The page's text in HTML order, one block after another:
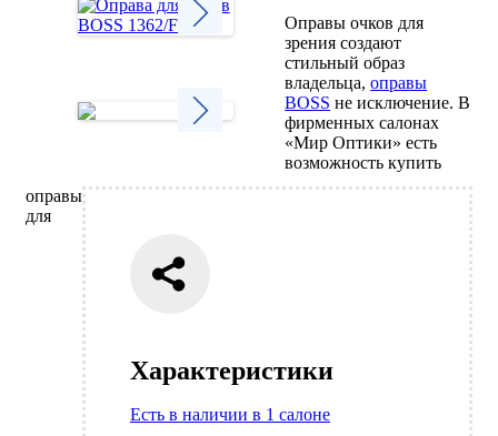
Характеристики
Есть в наличии в 1 салоне
Оправы очков для
зрения создают
стильный образ
владельца,оправы
BOSS не исключение. В
фирменных салонах
«Мир Оптики» есть
возможность купить
оправы
для